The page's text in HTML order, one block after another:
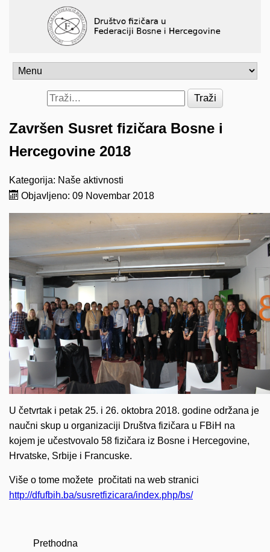
Traži
Završen Susret fizičara Bosne i
Hercegovine 2018
Kategorija: Naše aktivnosti
Objavljeno: 09 Novembar 2018
U četvrtak i petak 25. i 26. oktobra 2018. godine održana je
naučni skup u organizaciji Društva fizičara u FBiH na
kojem je učestvovalo 58 fizičara iz Bosne i Hercegovine,
Hrvatske, Srbije i Francuske.
Više o tome možete pročitati na web stranici
http://dfufbih.ba/susretfizicara/index.php/bs/
Prethodna